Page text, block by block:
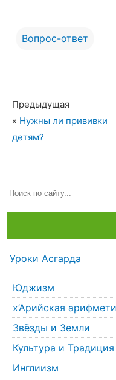
Вопрос-ответ
Предыдущая
« Нужны ли прививки
детям?
Уроки Асгарда
Юджизм
х’Арийская
Звёзды и Земли
Культура и Традиция
Инглиизм